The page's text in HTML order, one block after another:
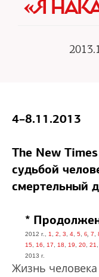
«Я
4–8.11.2013
The New
судьбой
смертельный
*
2012 г., 1 2 3 4 5 6 7
15
16 17 18 19 20 21
2013 г.
Жизнь